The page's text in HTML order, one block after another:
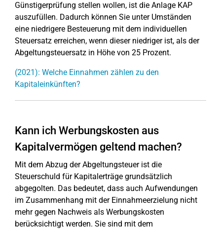
Günstigerprüfung stellen wollen, ist die Anlage KAP
auszufüllen. Dadurch können Sie unter Umständen
eine niedrigere Besteuerung mit dem individuellen
Steuersatz erreichen, wenn dieser niedriger ist, als der
Abgeltungsteuersatz in Höhe von 25 Prozent.
(2021): Welche Einnahmen zählen zu den
Kapitaleinkünften?
Kann ich Werbungskosten aus
Kapitalvermögen geltend machen?
Mit dem Abzug der Abgeltungsteuer ist die
Steuerschuld für Kapitalerträge grundsätzlich
abgegolten. Das bedeutet, dass auch Aufwendungen
im Zusammenhang mit der Einnahmeerzielung nicht
mehr gegen Nachweis als Werbungskosten
berücksichtigt werden. Sie sind mit dem